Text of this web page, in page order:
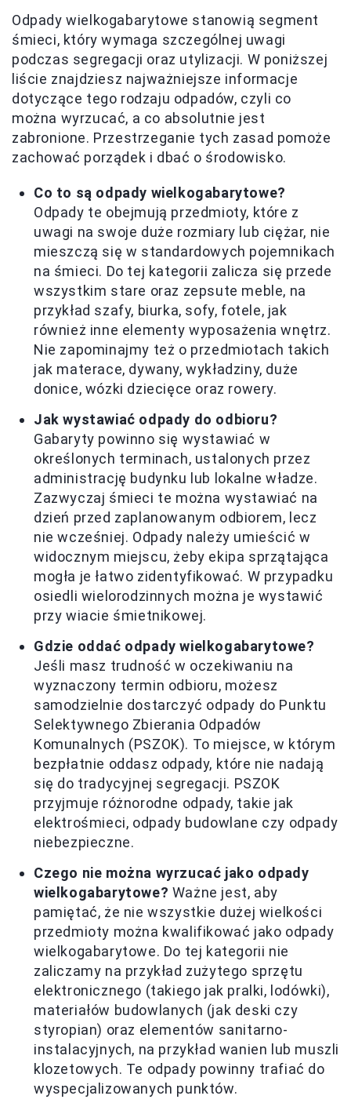
Odpady wielkogabarytowe stanowią segment
śmieci, który wymaga szczególnej uwagi
podczas segregacji oraz utylizacji. W poniższej
liście znajdziesz najważniejsze informacje
dotyczące tego rodzaju odpadów, czyli co
można wyrzucać, a co absolutnie jest
zabronione. Przestrzeganie tych zasad pomoże
zachować porządek i dbać o środowisko.
Co to są odpady wielkogabarytowe?
Odpady te obejmują przedmioty, które z
uwagi na swoje duże rozmiary lub ciężar, nie
mieszczą się w standardowych pojemnikach
na śmieci. Do tej kategorii zalicza się przede
wszystkim stare oraz zepsute meble, na
przykład szafy, biurka, sofy, fotele, jak
również inne elementy wyposażenia wnętrz.
Nie zapominajmy też o przedmiotach takich
jak materace, dywany, wykładziny, duże
donice, wózki dziecięce oraz rowery.
Jak wystawiać odpady do odbioru?
Gabaryty powinno się wystawiać w
określonych terminach, ustalonych przez
administrację budynku lub lokalne władze.
Zazwyczaj śmieci te można wystawiać na
dzień przed zaplanowanym odbiorem, lecz
nie wcześniej. Odpady należy umieścić w
widocznym miejscu, żeby ekipa sprzątająca
mogła je łatwo zidentyfikować. W przypadku
osiedli wielorodzinnych można je wystawić
przy wiacie śmietnikowej.
Gdzie oddać odpady wielkogabarytowe?
Jeśli masz trudność w oczekiwaniu na
wyznaczony termin odbioru, możesz
samodzielnie dostarczyć odpady do Punktu
Selektywnego Zbierania Odpadów
Komunalnych (PSZOK). To miejsce, w którym
bezpłatnie oddasz odpady, które nie nadają
się do tradycyjnej segregacji. PSZOK
przyjmuje różnorodne odpady, takie jak
elektrośmieci, odpady budowlane czy odpady
niebezpieczne.
Czego nie można wyrzucać jako odpady
wielkogabarytowe? Ważne jest, aby
pamiętać, że nie wszystkie dużej wielkości
przedmioty można kwalifikować jako odpady
wielkogabarytowe. Do tej kategorii nie
zaliczamy na przykład zużytego sprzętu
elektronicznego (takiego jak pralki, lodówki),
materiałów budowlanych (jak deski czy
styropian) oraz elementów sanitarno-
instalacyjnych, na przykład wanien lub muszli
klozetowych. Te odpady powinny trafiać do
wyspecjalizowanych punktów.